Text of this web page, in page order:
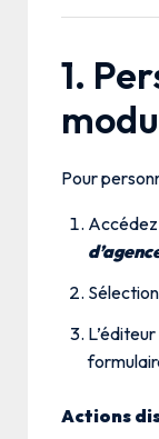
1.
Pour
Actions